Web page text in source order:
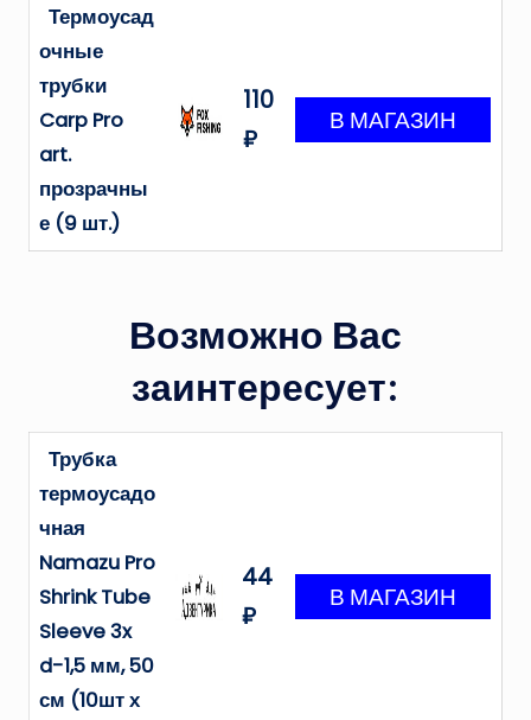
Термоусад
очные
трубки
Carp Pro
art.
прозрачны
е (9 шт.)
110
₽
Возможно Вас
заинтересует:
Трубка
термоусадо
чная
Namazu Pro
Shrink Tube
Sleeve 3x
d-1,5 мм, 50
см (10шт х
44
₽